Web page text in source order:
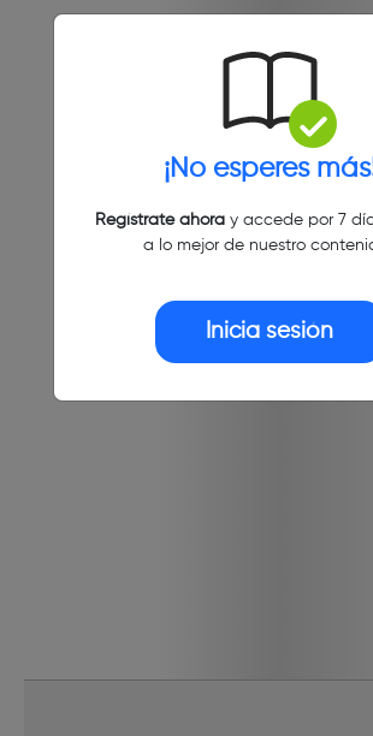
¡No esperes
Regístrate ahoray accede por 7
a lo mejor de nuestro
Inicia sesión